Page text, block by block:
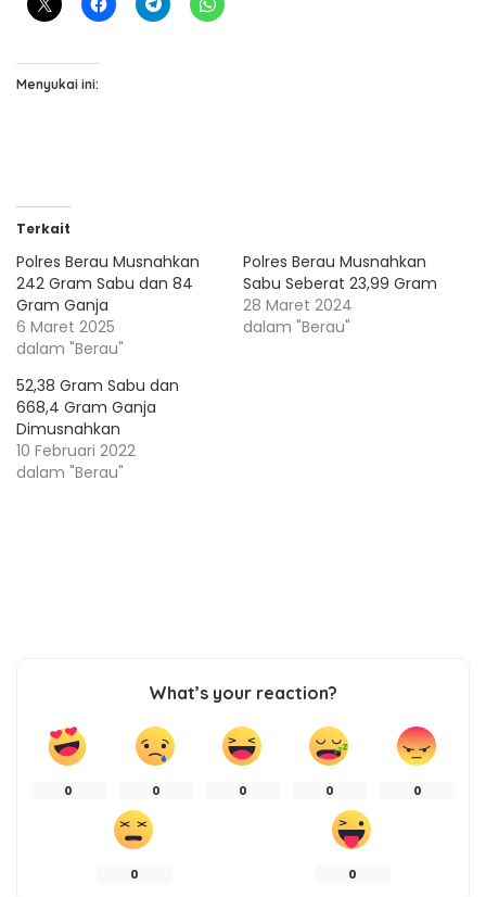
Menyukai ini:
Terkait
Polres Berau Musnahkan
242 Gram Sabu dan 84
Gram Ganja
6 Maret 2025
dalam "Berau"
Polres Berau Musnahkan
Sabu Seberat 23,99 Gram
28 Maret 2024
dalam "Berau"
52,38 Gram Sabu dan
668,4 Gram Ganja
Dimusnahkan
10 Februari 2022
dalam "Berau"
What’s your reaction?
0 0 0 0 0
0 0